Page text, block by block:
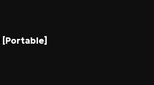
[Portable]